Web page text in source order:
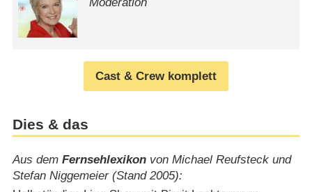
Moderation
Cast & Crew komplett
Dies & das
Aus dem Fernsehlexikonvon Michael Reufsteck und
Stefan Niggemeier (Stand 2005):